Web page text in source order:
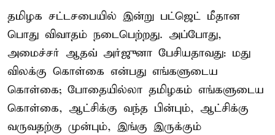
தமிழக சட்டசபையில் இன்று பட்ஜெட் மீதான
பொது விவாதம் நடைபெற்றது. அப்போது,
அமைச்சர் ஆதவ் அர்ஜுனா பேசியதாவது: மது
விலக்கு கொள்கை என்பது எங்களுடைய
கொள்கை; போதையில்லா தமிழகம் எங்களுடைய
கொள்கை, ஆட்சிக்கு வந்த பின்பும், ஆட்சிக்கு
வருவதற்கு முன்பும், இங்கு இருக்கும்